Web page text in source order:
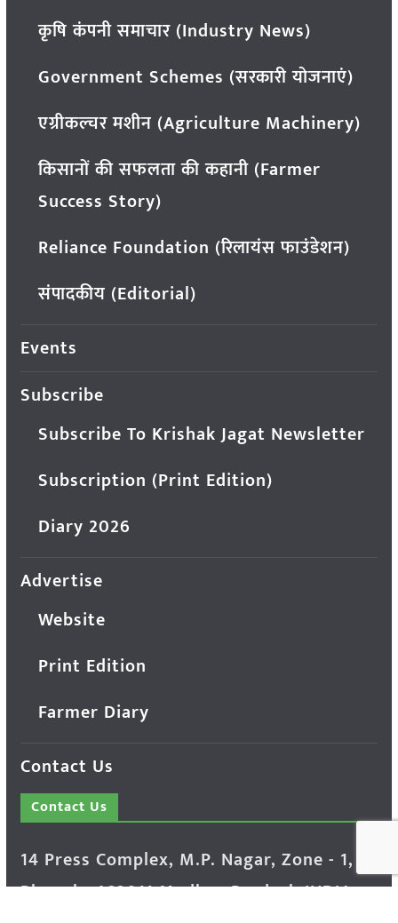
कृषि कंपनी समाचार (Industry News)
Government Schemes (सरकारी योजनाएं)
एग्रीकल्चर मशीन (Agriculture Machinery)
किसानों की सफलता की कहानी (Farmer
Success Story)
Reliance Foundation (रिलायंस फाउंडेशन)
संपादकीय (Editorial)
Events
Subscribe
Subscribe To Krishak Jagat Newsletter
Subscription (Print Edition)
Diary 2026
Advertise
Website
Print Edition
Farmer Diary
Contact Us
Contact Us
14 Press Complex, M.P. Nagar, Zone - 1,
Bhopal - 462011 Madhya Pradesh INDIA ---